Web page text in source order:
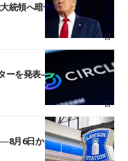
領へ暗号資産事業の売却
ーを発表――ブラックロッ
月6日からJPYCやUSDC対